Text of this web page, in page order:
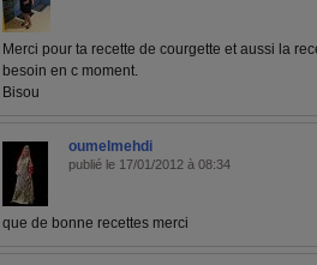
Merci pour ta recette de courgette et aussi la
besoin en c moment.
Bisou
oumelmehdi
publié le 17/01/2012 à 08:34
que de bonne recettes merci